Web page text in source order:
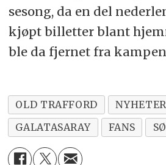
sesong, da en del
kjøpt billetter blant
ble da fjernet fra
OLD TRAFFORD
NYHETER
GALATASARAY
FANS